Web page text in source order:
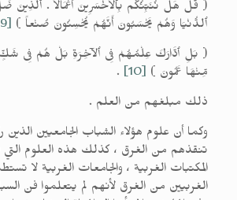
( قُلْ هَلْ نُنَبِّئُكُم بِٱلأَخْسَرِينَ أَعْمَالاً . ٱلَّذِينَ
ٱلدُّنْيَا وَهُمْ يَحْسَبُونَ أَنَّهُمْ يُحْسِنُونَ صُنْعاً ) [9]
( بَلِ ٱدَّارَكَ عِلْمُهُمْ فِى ٱلآخِرَةِ بَلْ هُمْ فِى
مِّنْهَا عَمُونَ ) [10]
.
ذلك مبلغهم من العلم .
وكما أن علوم هؤلاء الشباب الجامعيين الذين
تنقذهم من الغرق ، كذلك هذه العلوم
المكتبات الغربية ، والجامعات الغربية لا
الغربيين من الغرق لأنهم لم يتعلموا فن